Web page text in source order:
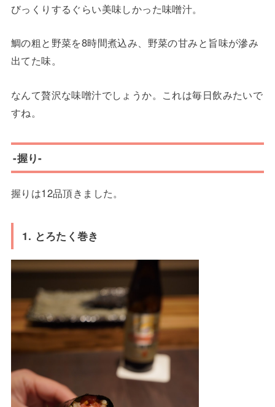
びっくりするぐらい美味しかった味噌汁。
鯛の粗と野菜を8時間煮込み、野菜の甘みと旨味が滲み
出てた味。
なんて贅沢な味噌汁でしょうか。これは毎日飲みたいで
すね。
-握り-
握りは12品頂きました。
1. とろたく巻き